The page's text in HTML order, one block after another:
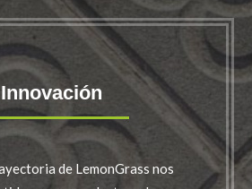
Innovación
de LemonGrass nos